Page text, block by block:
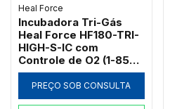
Heal Force
Incubadora Tri-Gás
Heal Force HF180-TRI-
HIGH-S-IC com
Controle de O2 (1-85%)
e Umidade
PREÇO SOB CONSULTA